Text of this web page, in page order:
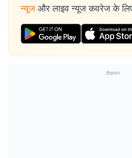
न्यूज और लाइव न्यूज कवरेज के
विज्ञापन